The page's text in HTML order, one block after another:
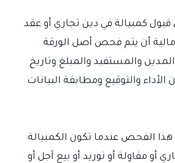
كمبيالة في دين تجاري أو عقد
أن يتم فحص أصل الورقة
والمستفيد والمبلغ وتاريخ
والتوقيع ومطابقة البيانات
هذا الفحص عندما تكون الكمبيالة
أو مقاولة أو توريد أو بيع آجل أو